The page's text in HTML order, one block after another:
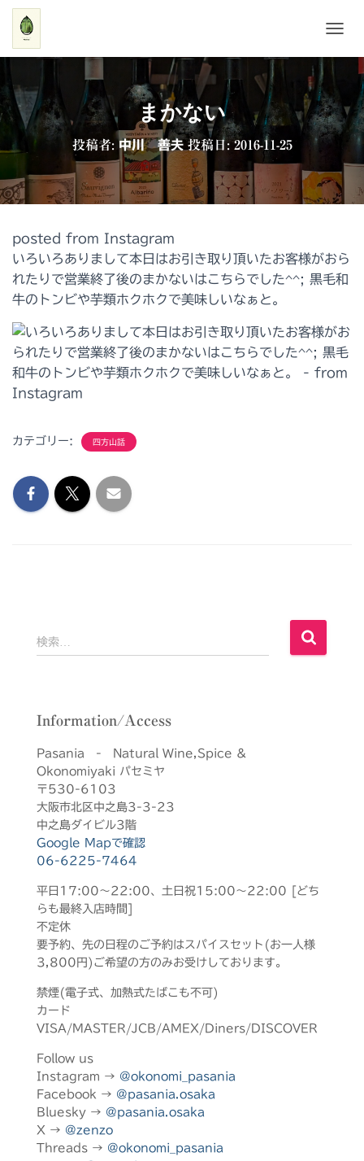
ビ
シ
ョ
ン
り
替
まかない
投稿者: 中川 善夫投稿日:2016-11-25
posted from Instagram
いろいろありまして本日はお引き取り頂いたお客様がおら
れたりで営業終了後のまかないはこちらでした^^; 黒毛和
牛のトンビや芋類ホクホクで美味しいなぁと。
カテゴリー: 四方山話
検
索
検索…
Information/Access
Pasania - Natural Wine,Spice &
Okonomiyaki パセミヤ
〒530-6103
大阪市北区中之島3-3-23
中之島ダイビル3階
Google Mapで確認
06-6225-7464
平日17:00～22:00、土日祝15:00～22:00 [どち
らも最終入店時間]
不定休
要予約、先の日程のご予約はスパイスセット(お一人様
3,800円)ご希望の方のみお受けしております。
禁煙(電子式、加熱式たばこも不可)
カード
VISA/MASTER/JCB/AMEX/Diners/DISCOVER
Follow us
Instagram → @okonomi_pasania
Facebook → @pasania.osaka
Bluesky → @pasania.osaka
X → @zenzo
Threads → @okonomi_pasania